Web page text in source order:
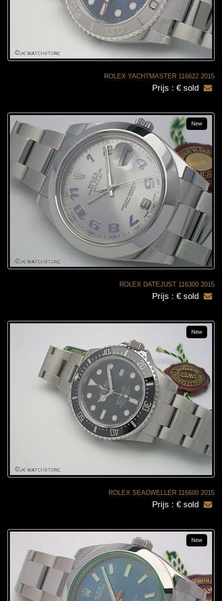
ROLEX YACHTMASTER 116622 2015
Prijs : € sold
ROLEX DATEJUST 116300 2015
New
Prijs : € sold
ROLEX SEADWELLER 116600 2015
New
Prijs : € sold
New